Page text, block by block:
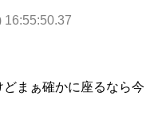
16:55:50.37
まぁ確かに座るなら今